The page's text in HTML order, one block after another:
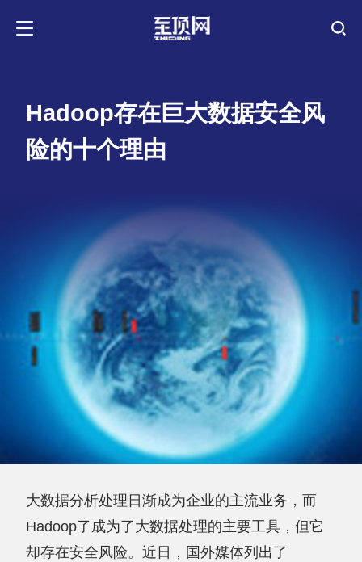
Hadoop存在巨大数据安全风
险的十个理由
大数据分析处理日渐成为企业的主流业务，而
Hadoop了成为了大数据处理的主要工具，但它
却存在安全风险。近日，国外媒体列出了